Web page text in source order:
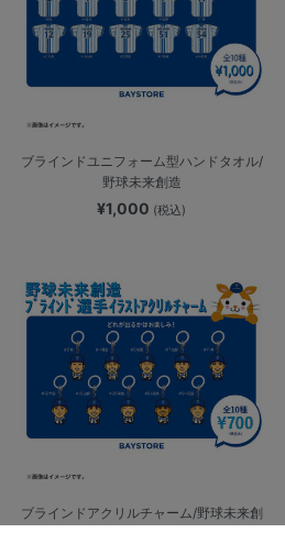
ブラインドユニフォーム型ハンドタオル/
野球未来創造
¥1,000 (税込)
ブラインドアクリルチャーム/野球未来創